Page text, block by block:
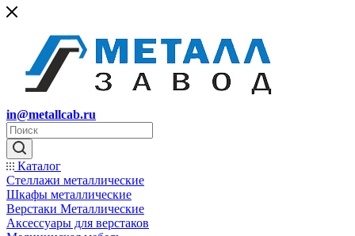
in@metallcab.ru
Каталог
Стеллажи металлические
Шкафы металлические
Верстаки Металлические
Аксессуары для верстаков